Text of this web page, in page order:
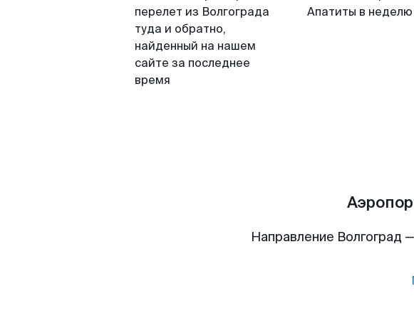
перелет из Волгограда
туда и обратно,
найденный на нашем
сайте за последнее
время
Апатиты в неделю
Направление Волгоград